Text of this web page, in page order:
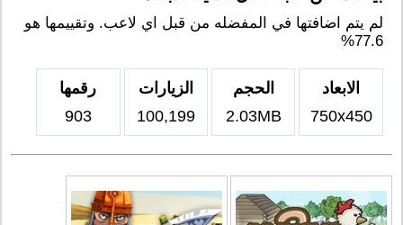
لم يتم اضافتها في المفضله من قبل اي لاعب. وتقييمها هو
77.6%
الابعاد
750x450
الحجم
2.03MB
الزيارات
100,199
رقمها
903